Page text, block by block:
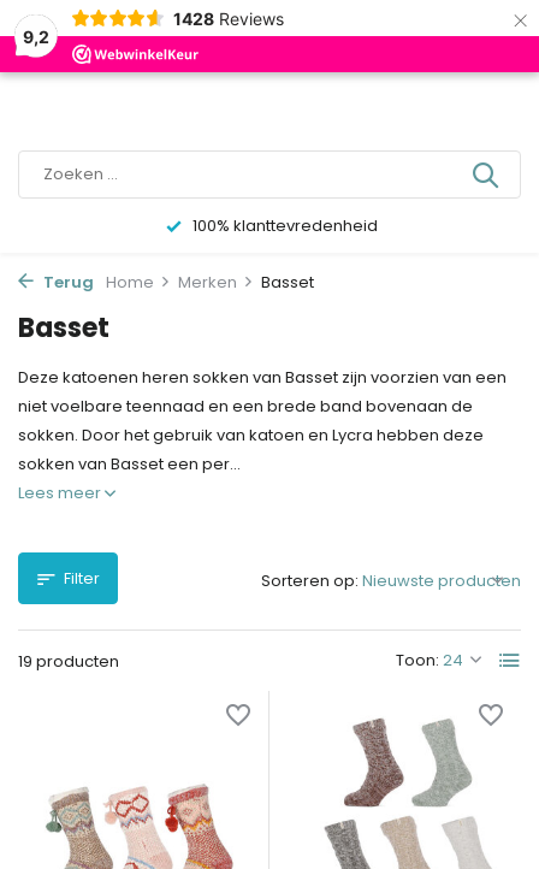
9,2
1428 Reviews ×
0
1-3 dagen levertijd
Terug Home Merken Basset
Basset
Deze katoenen heren sokken van Basset zijn voorzien van een
niet voelbare teennaad en een brede band bovenaan de
sokken. Door het gebruik van katoen en Lycra hebben deze
sokken van Basset een per...
Lees meer
Filter
19 producten Toon:
Sorteren op: